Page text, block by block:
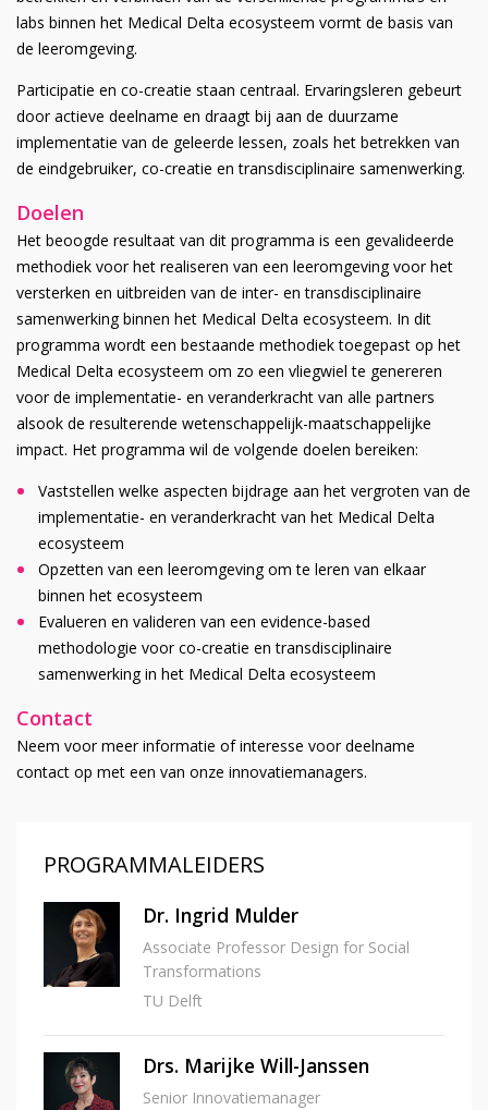
labs binnen het Medical Delta ecosysteem vormt de basis van
de leeromgeving.
Participatie en co-creatie staan centraal. Ervaringsleren gebeurt
door actieve deelname en draagt bij aan de duurzame
implementatie van de geleerde lessen, zoals het betrekken van
de eindgebruiker, co-creatie en transdisciplinaire samenwerking.
Doelen
Het beoogde resultaat van dit programma is een gevalideerde
methodiek voor het realiseren van een leeromgeving voor het
versterken en uitbreiden van de inter- en transdisciplinaire
samenwerking binnen het Medical Delta ecosysteem. In dit
programma wordt een bestaande methodiek toegepast op het
Medical Delta ecosysteem om zo een vliegwiel te genereren
voor de implementatie- en veranderkracht van alle partners
alsook de resulterende wetenschappelijk-maatschappelijke
impact. Het programma wil de volgende doelen bereiken:
Vaststellen welke aspecten bijdrage aan het vergroten van de
implementatie- en veranderkracht van het Medical Delta
ecosysteem
Opzetten van een leeromgeving om te leren van elkaar
binnen het ecosysteem
Evalueren en valideren van een evidence-based
methodologie voor co-creatie en transdisciplinaire
samenwerking in het Medical Delta ecosysteem
Contact
Neem voor meer informatie of interesse voor deelname
contact op met een van onze innovatiemanagers.
PROGRAMMALEIDERS
Dr. Ingrid Mulder
Associate Professor Design for Social
Transformations
TU Delft
Drs. Marijke Will-Janssen
Senior Innovatiemanager